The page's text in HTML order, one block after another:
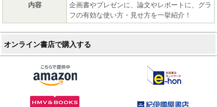
内容
企画書やプレゼンに、論文やレポートに、グラ
フの有効な使い方・見せ方を一挙紹介！
オンライン書店で購入する